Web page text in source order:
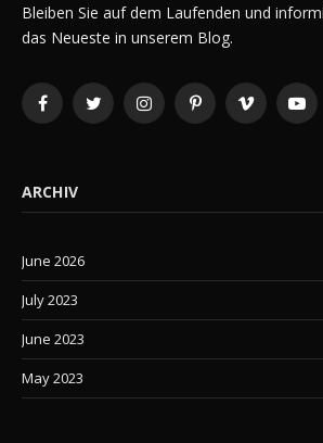
Bleiben Sie auf dem Laufenden und
das Neueste in unserem Blog.
FacebookTwitter InstagramPinterestVimeo
ARCHIV
June 2026
July 2023
June 2023
May 2023